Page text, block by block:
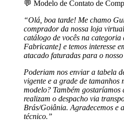
💬 Modelo de Contato de
“Olá, boa tarde! Me chamo
comprador da nossa loja
catálogo de vocês na
Fabricante] e temos interesse
atacado faturadas para o
Poderiam nos enviar a tabela
vigente e a grade de
modelo? Também gostaríamos
realizam o despacho via
Brás/Goiânia. Agradecemos e
técnico.”